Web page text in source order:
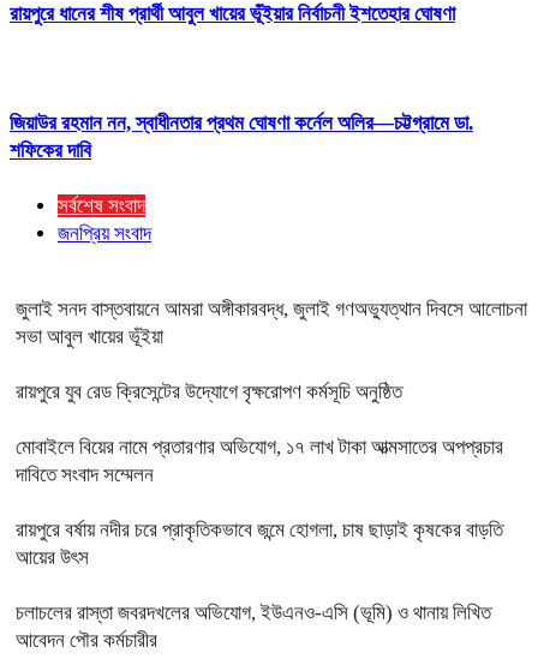
রায়পুরে ধানের শীষ প্রার্থী আবুল খায়ের ভূঁইয়ার নির্বাচনী ইশতেহার ঘোষণা
জিয়াউর রহমান নন, স্বাধীনতার প্রথম ঘোষণা কর্নেল অলির—চট্টগ্রামে ডা.
শফিকের দাবি
সর্বশেষ সংবাদ
জনপ্রিয় সংবাদ
জুলাই সনদ বাস্তবায়নে আমরা অঙ্গীকারবদ্ধ, জুলাই গণঅভ্যুত্থান দিবসে আলোচনা
সভা আবুল খায়ের ভূঁইয়া
রায়পুরে যুব রেড ক্রিসেন্টের উদ্যোগে বৃক্ষরোপণ কর্মসূচি অনুষ্ঠিত
মোবাইলে বিয়ের নামে প্রতারণার অভিযোগ, ১৭ লাখ টাকা আত্মসাতের অপপ্রচার
দাবিতে সংবাদ সম্মেলন
রায়পুরে বর্ষায় নদীর চরে প্রাকৃতিকভাবে জন্মে হোগলা, চাষ ছাড়াই কৃষকের বাড়তি
আয়ের উৎস
চলাচলের রাস্তা জবরদখলের অভিযোগ, ইউএনও-এসি (ভূমি) ও থানায় লিখিত
আবেদন পৌর কর্মচারীর